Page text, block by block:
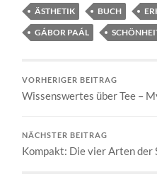
ÄSTHETIK BUCH
GÁBOR PAÁL
VORHERIGER BEITRAG
Wissenswertes über Tee –
NÄCHSTER BEITRAG
Kompakt: Die vier Arten der